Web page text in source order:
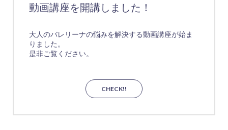
動画講座を開講しました！
大人のバレリーナの悩みを解決する動画講座が始ま
りました。
是非ご覧ください。
CHECK!!